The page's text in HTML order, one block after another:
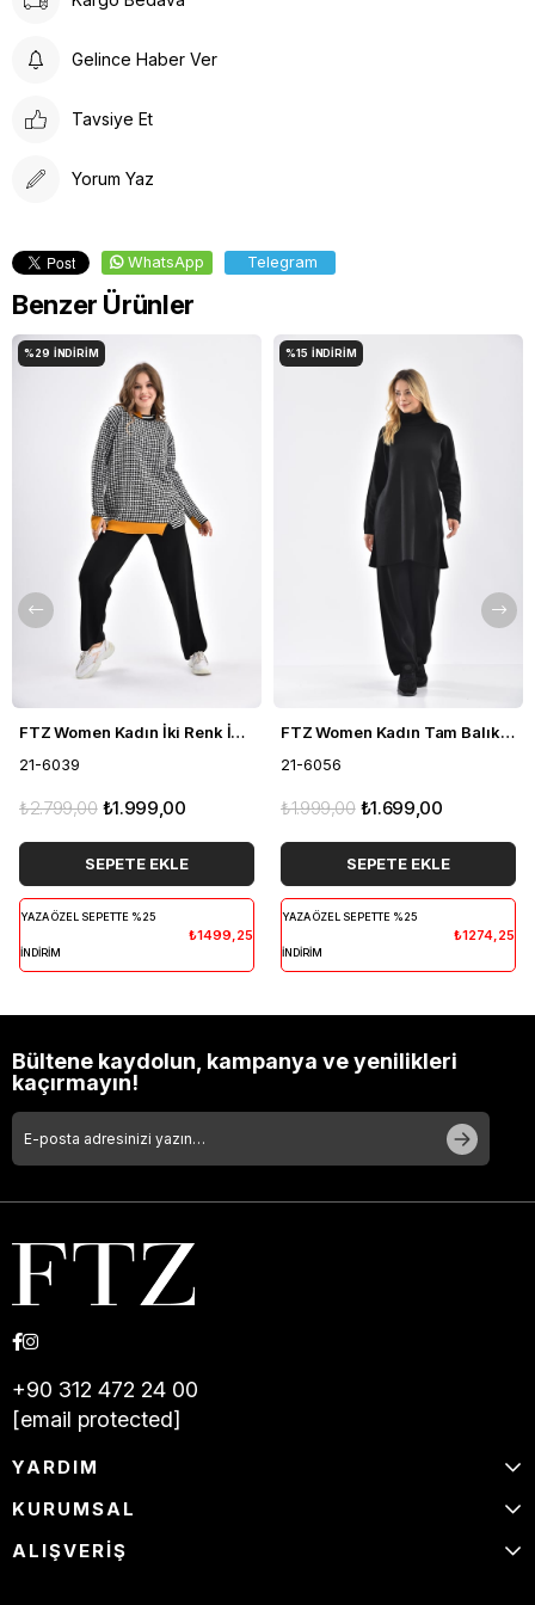
Düşük Isıda Ütüleme Yapınız
Gelince Haber Ver
Tavsiye Et
Yorum Yaz
WhatsApp Telegram
Benzer Ürünler
FTZ Women Kadın İki Renk İkili Takım Siyah 21-6039
21-6039
₺1.999,00
₺2.799,00
SEPETE EKLE
YAZA ÖZEL SEPETTE %25
İNDİRİM
₺1499,25
%29 İNDIRIM
FTZ Women Kadın Tam Balıkçı İkili Takım Siyah 21-6056
21-6056
₺1.699,00
₺1.999,00
SEPETE EKLE
YAZA ÖZEL SEPETTE %25
İNDİRİM
₺1274,25
%15 İNDIRIM
Bültene kaydolun, kampanya ve yenilikleri
kaçırmayın!
+90 312 472 24 00
[email protected]
YARDIM
KURUMSAL
ALIŞVERİŞ